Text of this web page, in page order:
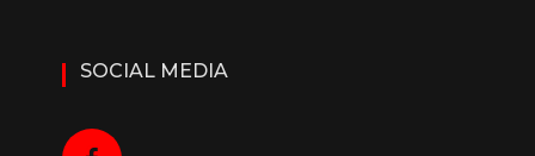
SOCIAL MEDIA